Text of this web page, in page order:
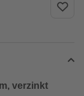
verzinkt